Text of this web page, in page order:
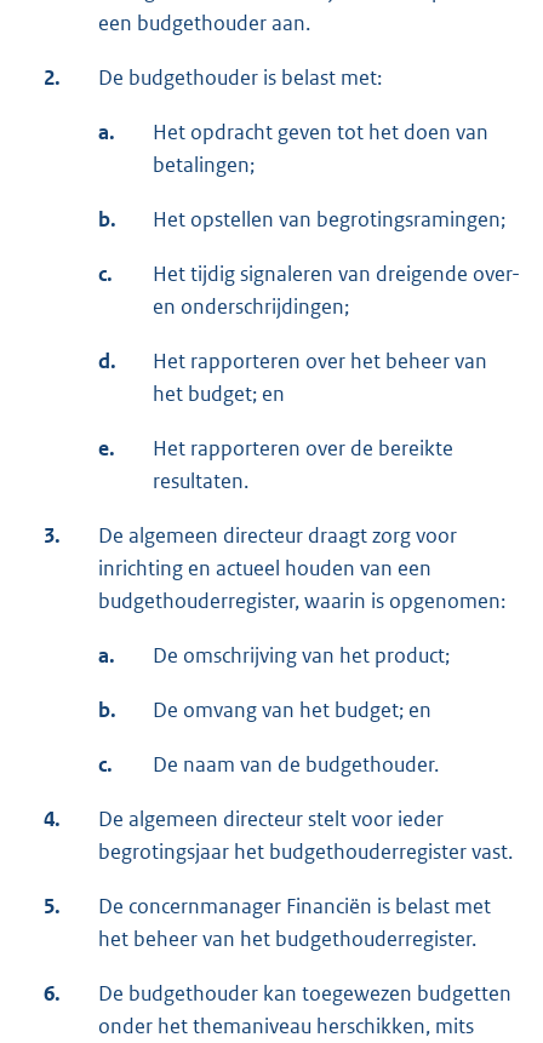
een budgethouder aan.
2. De budgethouder is belast met:
a.
Het opdracht geven tot het doen van
betalingen;
b. Het opstellen van begrotingsramingen;
c.
Het tijdig signaleren van dreigende over-
en onderschrijdingen;
d.
Het rapporteren over het beheer van
het budget; en
e.
Het rapporteren over de bereikte
resultaten.
3.
De algemeen directeur draagt zorg voor
inrichting en actueel houden van een
budgethouderregister, waarin is opgenomen:
a. De omschrijving van het product;
b. De omvang van het budget; en
c. De naam van de budgethouder.
4.
De algemeen directeur stelt voor ieder
begrotingsjaar het budgethouderregister vast.
5.
De concernmanager Financiën is belast met
het beheer van het budgethouderregister.
6.
De budgethouder kan toegewezen budgetten
onder het themaniveau herschikken, mits